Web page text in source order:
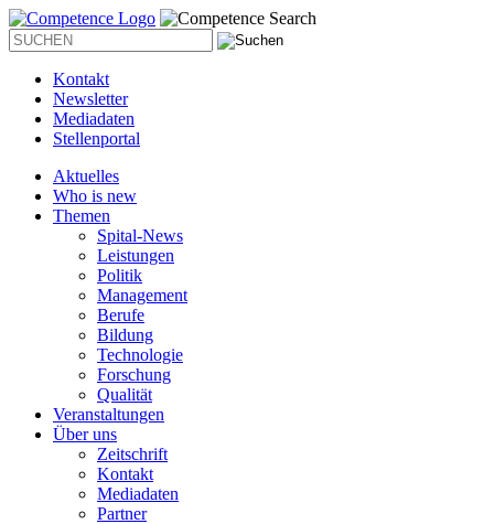
Kontakt
Newsletter
Mediadaten
Stellenportal
Aktuelles
Who is new
Themen
Spital-News
Leistungen
Politik
Management
Berufe
Bildung
Technologie
Forschung
Qualität
Veranstaltungen
Über uns
Zeitschrift
Kontakt
Mediadaten
Partner